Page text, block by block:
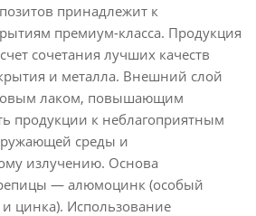
принадлежит к
премиум-класса. Продукция
сочетания лучших качеств
и металла. Внешний слой
лаком, повышающим
продукции к неблагоприятным
среды и
излучению. Основа
— алюмоцинк (особый
цинка). Использование